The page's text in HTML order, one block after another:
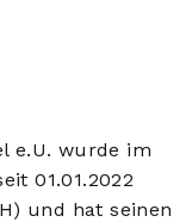
e.U. wurde im
01.01.2022
und hat seinen